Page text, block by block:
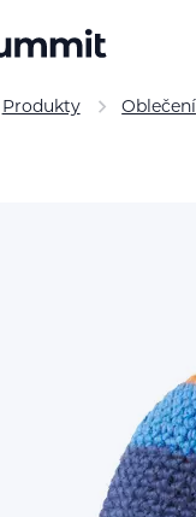
Produkty Oblečení